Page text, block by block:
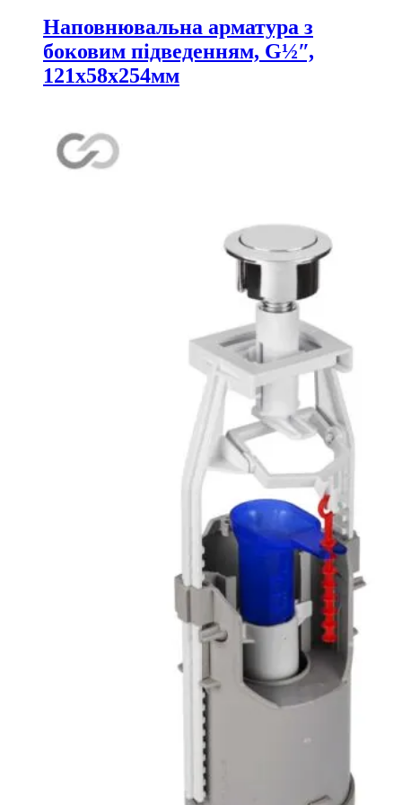
Наповнювальна арматура з
боковим підведенням, G½ʺ,
121х58х254мм